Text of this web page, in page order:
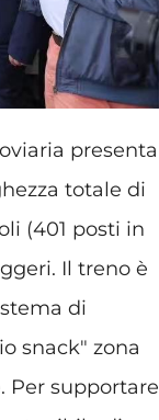
presenta
totale di
(401 posti in
Il treno è
di
snack" zona
Per supportare